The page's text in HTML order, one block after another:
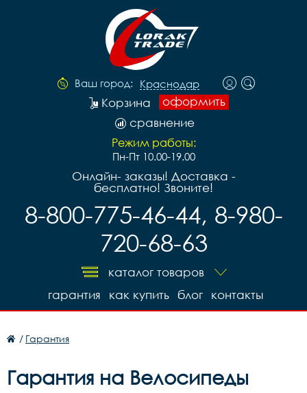
Ваш город: Краснодар
оформить
Корзина
сравнение
Режим работы:
Пн-Пт 10.00-19.00
Онлайн- заказы! Доставка -
бесплатно! Звоните!
8-800-775-46-44, 8-980-
720-68-63
каталог товаров
контакты
блог
как купить
гарантия
/ Гарантия
Гарантия на Велосипеды